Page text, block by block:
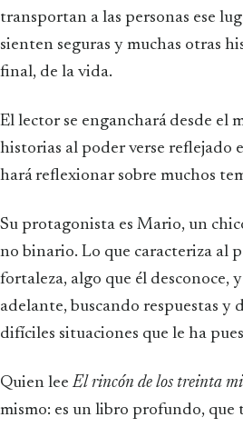
transportan a las personas ese
sienten seguras y muchas otras
final, de la vida.
El lector se enganchará desde el
historias al poder verse reflejado
hará reflexionar sobre muchos
Su protagonista es Mario, un
no binario. Lo que caracteriza al
fortaleza, algo que él desconoce,
adelante, buscando respuestas y
difíciles situaciones que le ha
Quien leeEl rincón de los treinta
mismo: es un libro profundo,